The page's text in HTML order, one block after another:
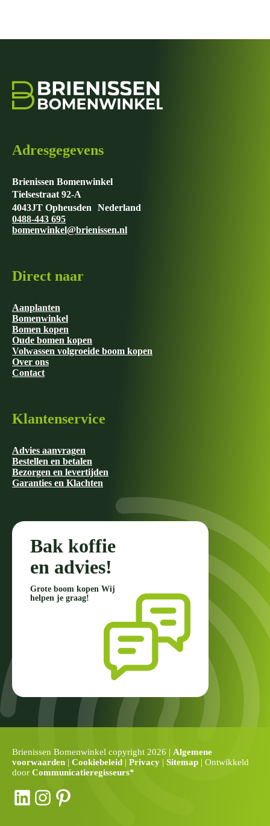
Adresgegevens
Brienissen Bomenwinkel
Tielsestraat 92-A
4043JT Opheusden Nederland
0488-443 695
bomenwinkel@brienissen.nl
Direct naar
Aanplanten
Bomenwinkel
Bomen kopen
Oude bomen kopen
Volwassen volgroeide boom kopen
Over ons
Contact
Klantenservice
Advies aanvragen
Bestellen en betalen
Bezorgen en levertijden
Garanties en Klachten
Bak koffie
en advies!
Grote boom kopen Wij
helpen je graag!
Brienissen Bomenwinkel copyright 2026 | Algemene
voorwaarden | Cookiebeleid | Privacy | Sitemap | Ontwikkeld
door Communicatieregisseurs*
LinkedIn
Instagram
Pinterest